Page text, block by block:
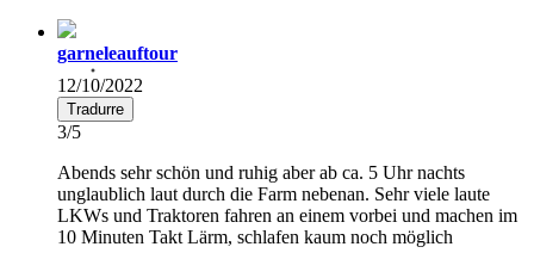
garneleauftour
12/10/2022
Tradurre
3/5
Abends sehr schön und ruhig aber ab ca. 5 Uhr nachts
unglaublich laut durch die Farm nebenan. Sehr viele laute
LKWs und Traktoren fahren an einem vorbei und machen im
10 Minuten Takt Lärm, schlafen kaum noch möglich